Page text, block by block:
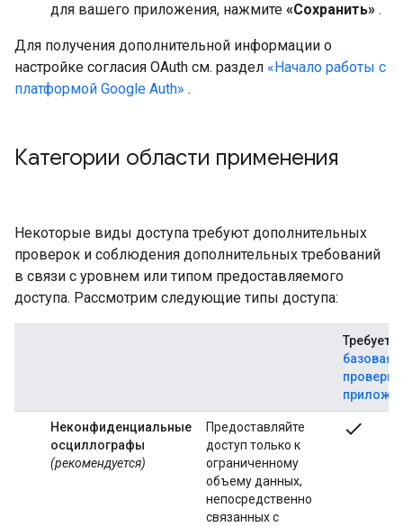
для вашего приложения, нажмите «Сохранить» .
Для получения дополнительной информации о
настройке согласия OAuth см. раздел «Начало работы с
платформой Google Auth» .
Категории области применения
Некоторые виды доступа требуют дополнительных
проверок и соблюдения дополнительных требований
в связи с уровнем или типом предоставляемого
доступа. Рассмотрим следующие типы доступа:
Требуется
базовая
проверка
Неконфиденциальные
осциллографы
(рекомендуется)
Предоставляйте
доступ только к
ограниченному
объему данных,
непосредственно
связанных с
check